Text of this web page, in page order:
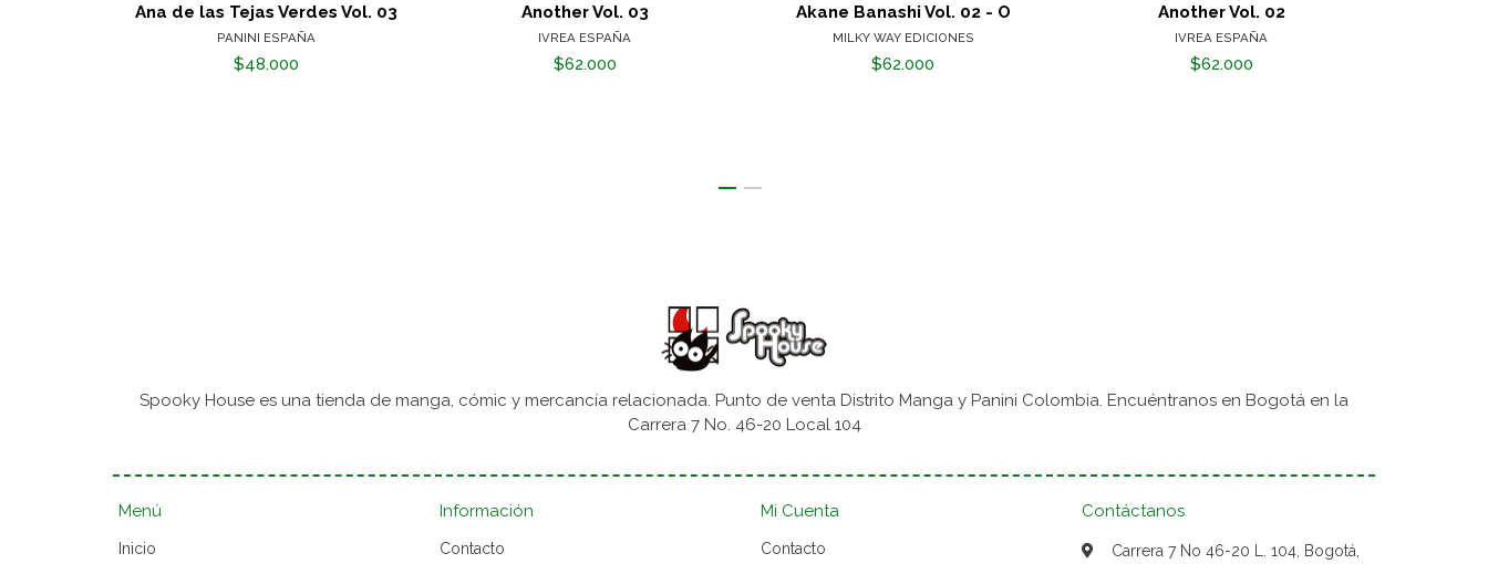
Ana de las Tejas Verdes Vol. 03
PANINI ESPAÑA
$48.000
Another Vol. 03
IVREA ESPAÑA
$62.000
Akane Banashi Vol. 02 - O
MILKY WAY EDICIONES
$62.000
Another Vol. 02
IVREA ESPAÑA
$62.000
Spooky House es una tienda de manga, cómic y mercancía relacionada. Punto de venta Distrito Manga y Panini Colombia. Encuéntranos en Bogotá en la
Carrera 7 No. 46-20 Local 104
Menú
Inicio
Información
Contacto
Mi Cuenta
Contacto
Contáctanos
Carrera 7 No 46-20 L. 104, Bogotá,